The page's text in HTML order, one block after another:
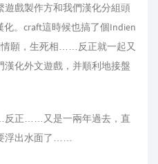
戲製作方和我們漢化分組頭
。craft這時候也搞了個Indien
願，生死相……反正就一起又
化外文遊戲，并順利地接盤
正……又是一兩年過去，直
浮出水面了……